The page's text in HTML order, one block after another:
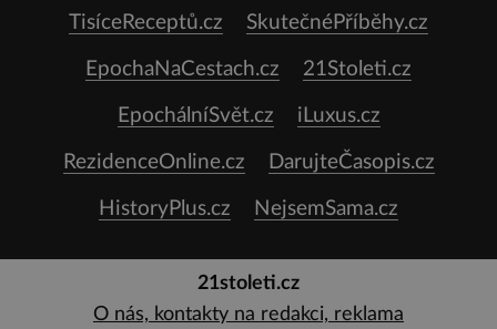
TisíceReceptů.cz SkutečnéPříběhy.cz
EpochaNaCestach.cz 21Stoleti.cz
EpochálníSvět.cz iLuxus.cz
RezidenceOnline.cz DarujteČasopis.cz
HistoryPlus.cz NejsemSama.cz
21stoleti.cz
O nás, kontakty na redakci, reklama